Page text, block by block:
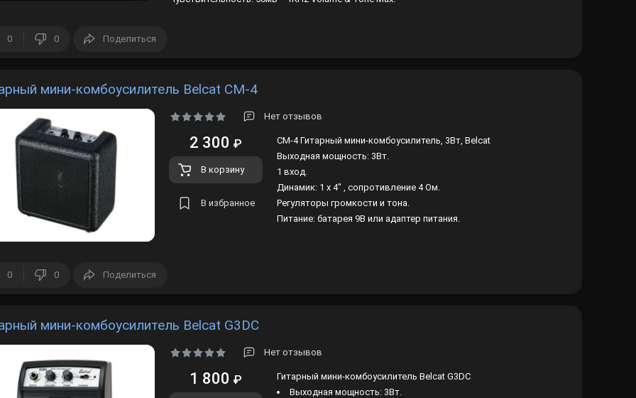
0 0 Поделиться
мини-комбоусилитель Belcat CM-4
Нет отзывов
2 300 ₽
В корзину
В избранное
CM-4 Гитарный мини-комбоусилитель, 3Вт, Belcat
Выходная мощность: 3Вт.
1 вход.
Динамик: 1 x 4" , сопротивление 4 Ом.
Регуляторы громкости и тона.
Питание: батарея 9В или адаптер питания.
0 0 Поделиться
мини-комбоусилитель Belcat G3DC
Нет отзывов
1 800 ₽
Гитарный мини-комбоусилитель Belcat G3DC
Выходная мощность: 3Вт.